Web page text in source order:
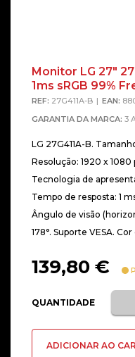
Monitor LG 27″
1ms sRGB 99%
REF: 27G411A-B EAN:
GARANTIA DA MARCA: 3
LG 27G411A-B.
Resolução: 1920 x 1080
Tecnologia de
Tempo de resposta: 1
Ângulo de visão
178°. Suporte VESA.
139,80 €
QUANTIDADE
de
LG
ADICIONAR AO